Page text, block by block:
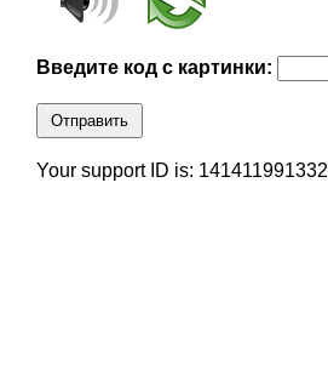
Введите код с картинки:
Отправить
Your support ID is: